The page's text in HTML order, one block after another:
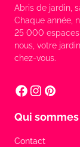
Abris de jardin,
Chaque année,
25 000 espaces
nous, votre
chez-vous.
Qui
Contact